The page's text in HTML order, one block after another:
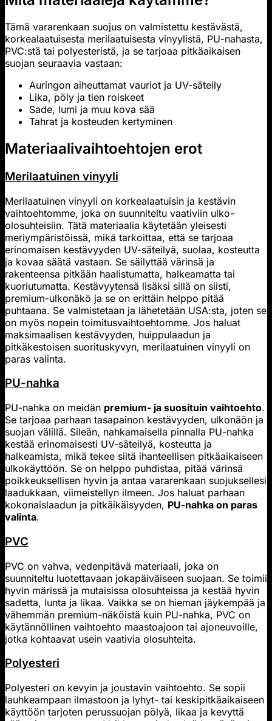
Tämä vararenkaan suojus on valmistettu kestävästä,
korkealaatuisesta merilaatuisesta vinyylistä, PU-nahasta,
PVC:stä tai polyesteristä, ja se tarjoaa pitkäaikaisen
suojan seuraavia vastaan:
Auringon aiheuttamat vauriot ja UV-säteily
Lika, pöly ja tien roiskeet
Sade, lumi ja muu kova sää
Tahrat ja kosteuden kertyminen
Materiaalivaihtoehtojen erot
Merilaatuinen vinyyli
Merilaatuinen vinyyli on korkealaatuisin ja kestävin
vaihtoehtomme, joka on suunniteltu vaativiin ulko-
olosuhteisiin. Tätä materiaalia käytetään yleisesti
meriympäristöissä, mikä tarkoittaa, että se tarjoaa
erinomaisen kestävyyden UV-säteilyä, suolaa, kosteutta
ja kovaa säätä vastaan. Se säilyttää värinsä ja
rakenteensa pitkään haalistumatta, halkeamatta tai
kuoriutumatta. Kestävyytensä lisäksi sillä on siisti,
premium-ulkonäkö ja se on erittäin helppo pitää
puhtaana. Se valmistetaan ja lähetetään USA:sta, joten se
on myös nopein toimitusvaihtoehtomme. Jos haluat
maksimaalisen kestävyyden, huippulaadun ja
pitkäkestoisen suorituskyvyn, merilaatuinen vinyyli on
paras valinta.
PU-nahka
PU-nahka on meidän premium- ja suosituin vaihtoehto.
Se tarjoaa parhaan tasapainon kestävyyden, ulkonäön ja
suojan välillä. Sileän, nahkamaisella pinnalla PU-nahka
kestää erinomaisesti UV-säteilyä, kosteutta ja
halkeamista, mikä tekee siitä ihanteellisen pitkäaikaiseen
ulkokäyttöön. Se on helppo puhdistaa, pitää värinsä
poikkeuksellisen hyvin ja antaa vararenkaan suojuksellesi
laadukkaan, viimeistellyn ilmeen. Jos haluat parhaan
kokonaislaadun ja pitkäikäisyyden, PU-nahka on paras
valinta.
PVC
PVC on vahva, vedenpitävä materiaali, joka on
suunniteltu luotettavaan jokapäiväiseen suojaan. Se toimii
hyvin märissä ja mutaisissa olosuhteissa ja kestää hyvin
sadetta, lunta ja likaa. Vaikka se on hieman jäykempää ja
vähemmän premium-näköistä kuin PU-nahka, PVC on
käytännöllinen vaihtoehto maastoajoon tai ajoneuvoille,
jotka kohtaavat usein vaativia olosuhteita.
Polyesteri
Polyesteri on kevyin ja joustavin vaihtoehto. Se sopii
lauhkeampaan ilmastoon ja lyhyt- tai keskipitkäaikaiseen
käyttöön tarjoten perussuojan pölyä, likaa ja kevyttä